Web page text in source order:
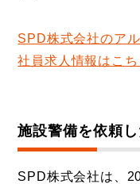
SPD株式会社のア
社員求人情報はこち
施設警備を依頼
SPD株式会社は、